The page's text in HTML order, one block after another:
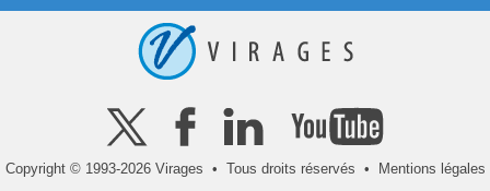
Copyright © 1993-2026 Virages • Tous droits réservés • Mentions légales